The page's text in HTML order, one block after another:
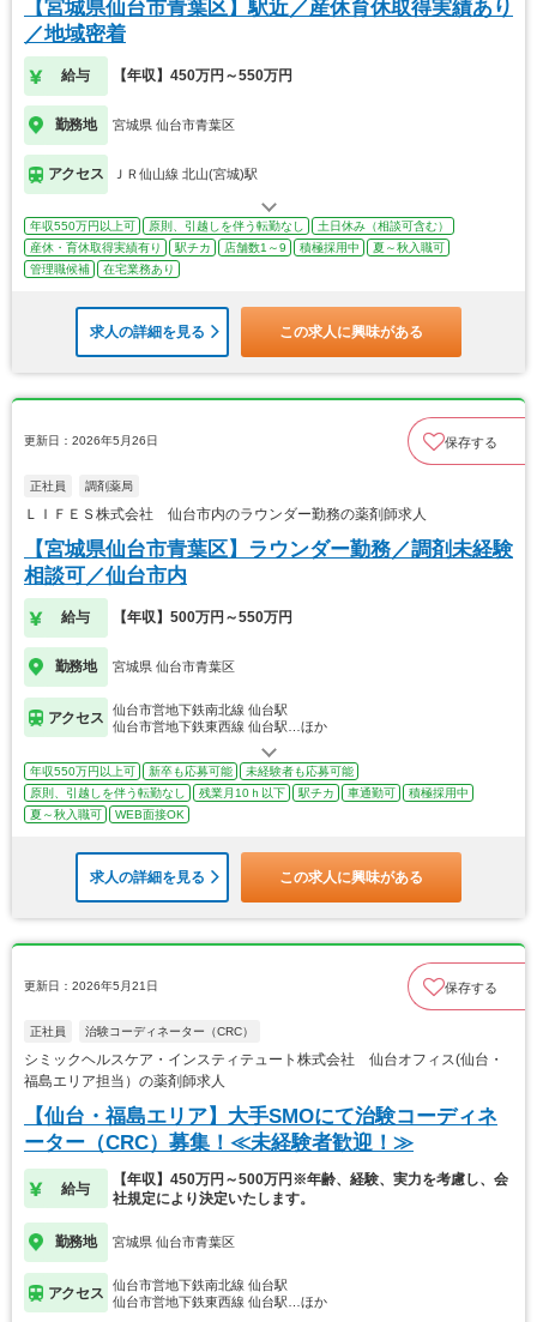
【宮城県仙台市青葉区】駅近／産休育休取得実績あり
／地域密着
給与 【年収】450万円～550万円
勤務地 宮城県 仙台市青葉区
アクセス ＪＲ仙山線 北山(宮城)駅
年収550万円以上可 原則、引越しを伴う転勤なし
土日休み（相談可含む）
産休・育休取得実績有り
駅チカ 店舗数1～9 積極採用中
夏～秋入職可
管理職候補
在宅業務あり
求人の詳細を見る この求人に興味がある
更新日：2026年5月26日 保存する
正社員 調剤薬局
ＬＩＦＥＳ株式会社 仙台市内のラウンダー勤務の薬剤師求人
【宮城県仙台市青葉区】ラウンダー勤務／調剤未経験
相談可／仙台市内
給与 【年収】500万円～550万円
勤務地 宮城県 仙台市青葉区
アクセス
仙台市営地下鉄南北線 仙台駅
仙台市営地下鉄東西線 仙台駅…ほか
年収550万円以上可 新卒も応募可能
未経験者も応募可能
原則、引越しを伴う転勤なし
残業月10ｈ以下 駅チカ 車通勤可
積極採用中
夏～秋入職可
WEB面接OK
求人の詳細を見る この求人に興味がある
更新日：2026年5月21日 保存する
正社員 治験コーディネーター（CRC）
シミックヘルスケア・インスティテュート株式会社 仙台オフィス(仙台・
福島エリア担当）の薬剤師求人
【仙台・福島エリア】大手SMOにて治験コーディネ
ーター（CRC）募集！≪未経験者歓迎！≫
給与
【年収】450万円～500万円※年齢、経験、実力を考慮し、会
社規定により決定いたします。
勤務地 宮城県 仙台市青葉区
アクセス
仙台市営地下鉄南北線 仙台駅
仙台市営地下鉄東西線 仙台駅…ほか